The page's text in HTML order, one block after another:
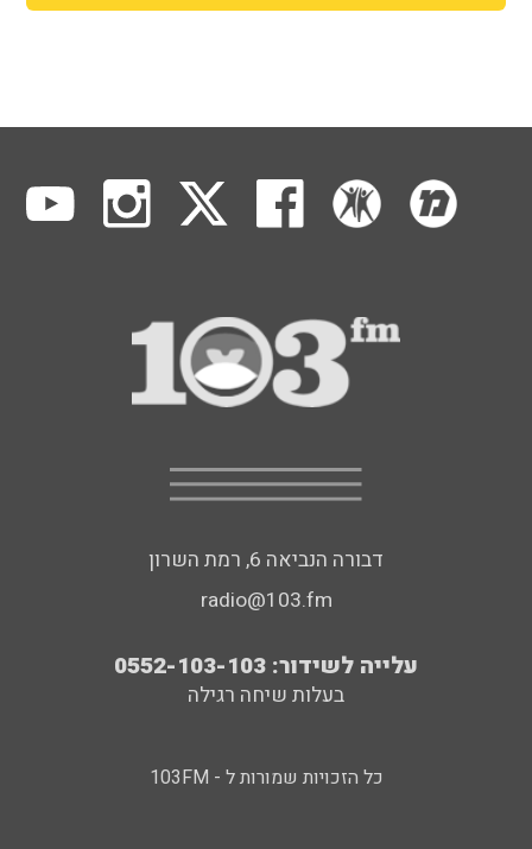
דבורה הנביאה 6, רמת השרון
radio@103.fm
עלייה לשידור: 0552-103-103
בעלות שיחה רגילה
כל הזכויות שמורות ל - 103FM